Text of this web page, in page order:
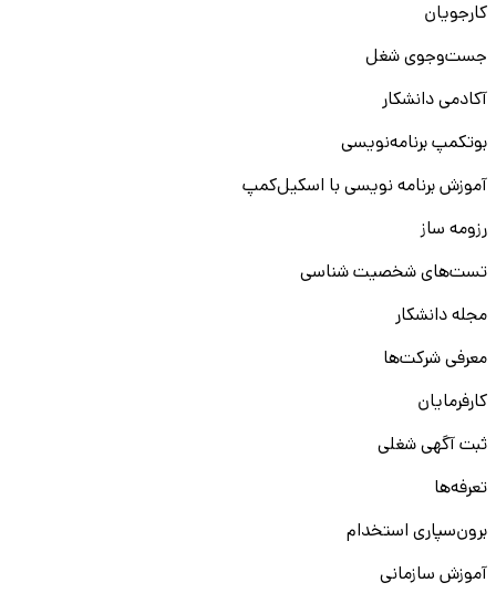
کارجویان
جست‌و‌جوی شغل
آکادمی دانشکار
بوتکمپ برنامه‌نویسی
آموزش برنامه نویسی با اسکیل‌کمپ
رزومه ساز
تست‌های شخصیت شناسی
مجله دانشکار
معرفی شرکت‌ها
کارفرمایان
ثبت آگهی شغلی
تعرفه‌ها
برون‌سپاری استخدام
آموزش سازمانی